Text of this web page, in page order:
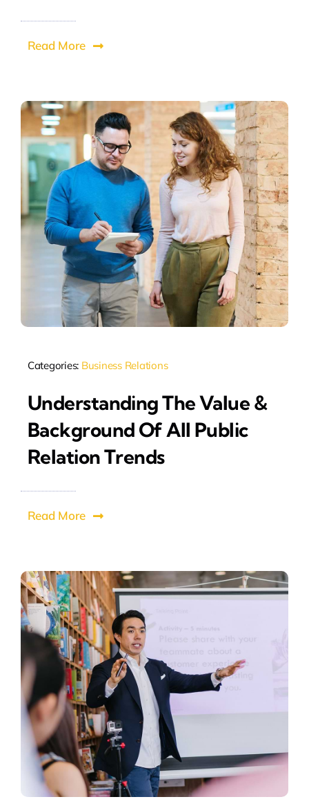
Read More
Categories: Business Relations
Understanding The Value &
Background Of All Public
Relation Trends
Read More